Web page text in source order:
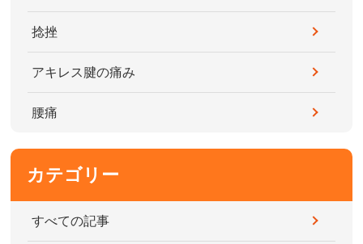
捻挫
アキレス腱の痛み
腰痛
カテゴリー
すべての記事